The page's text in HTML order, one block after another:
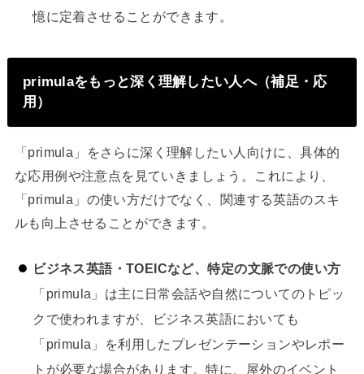
憶に定着させることができます。
primulaをもっと深く理解したい人へ（補足・応
用）
「primula」をさらに深く理解したい人向けに、具体的
な応用例や注意点を見ていきましょう。これにより、
「primula」の使い方だけでなく、関連する英語のスキ
ルも向上させることができます。
ビジネス英語・TOEICなど、特定の文脈での使い方
「primula」は主に日常会話や自然についてのトピッ
クで使われますが、ビジネス英語においても
「primula」を利用したプレゼンテーションやレポー
トが必要な場合があります。特に、屋外のイベント